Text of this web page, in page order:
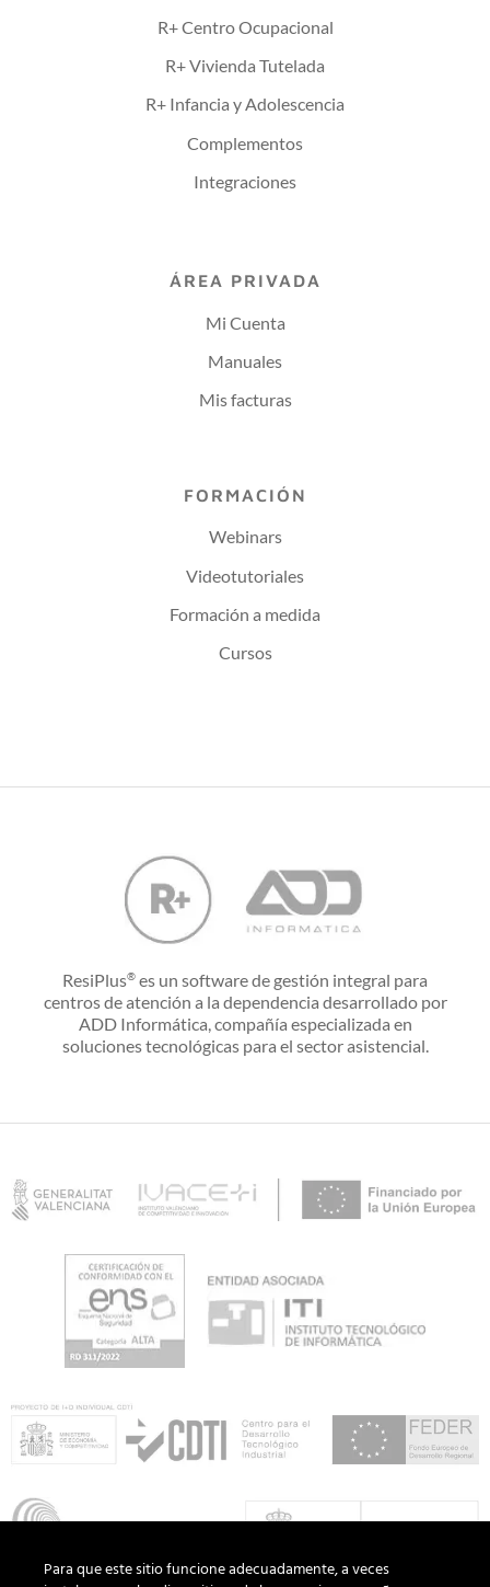
R+ Centro Ocupacional
R+ Vivienda Tutelada
R+ Infancia y Adolescencia
Complementos
Integraciones
ÁREA PRIVADA
Mi Cuenta
Manuales
Mis facturas
FORMACIÓN
Webinars
Videotutoriales
Formación a medida
Cursos
ResiPlus® es un software de gestión integral para
centros de atención a la dependencia desarrollado por
ADD Informática, compañía especializada en
soluciones tecnológicas para el sector asistencial.
Para que este sitio funcione adecuadamente, a veces